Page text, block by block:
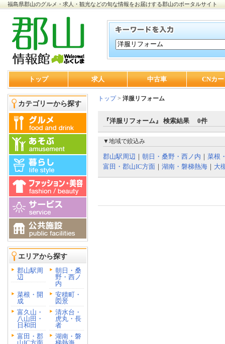
福島県郡山のグルメ・求人・観光などの旬な情報をお届けする郡山のポータルサイト
トップ 求人 中古車 CNカ
カテゴリーから探す
エリアから探す
郡山駅周
辺
朝日・桑
野・西ノ
内
菜根・開
成
安積町・
図景
富久山・
八山田・
日和田
清水台・
虎丸・長
者
富田・郡
湖南・磐
トップ> 洋服リフォーム
『洋服リフォーム』 検索結果 0件
▼地域で絞込み
郡山駅周辺 ｜ 朝日・桑野・西ノ内 ｜ 菜根
富田・郡山IC方面 ｜ 湖南・磐梯熱海 ｜ 大